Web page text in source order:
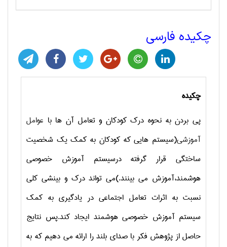
چکیده فارسی
چکیده
پی بردن به نحوه درک کودکان و تعامل آن ها با عوامل
آموزشی(سیستم هایی که کودکان به کمک یک شخصیت
ساختگی قرار گرفته درسیستم آموزش خصوصی
هوشمند،آموزش می بینند.)می تواند درک و بینشی کلی
نسبت به اثرات تعامل اجتماعی در یادگیری به کمک
سیستم آموزش خصوصی هوشمند ایجاد کند.پس نتایج
حاصل از پژوهش فکر با صدای بلند را ارائه می دهیم که به